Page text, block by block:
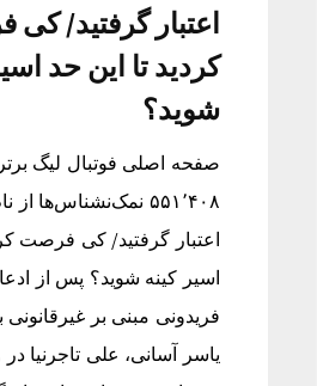
اعتبار گرفتید/
کردید تا این حد
شوید؟
صفحه اصلی فوتبال لیگ
۵۵۱٬۴۰۸ نمک‌نشناس‌ها
اعتبار گرفتید/ کی فرصت
اسیر کینه شوید؟ پس از
فریدونی مبنی بر غیرقانونی
یاسر آسانی، علی تاجرنیا